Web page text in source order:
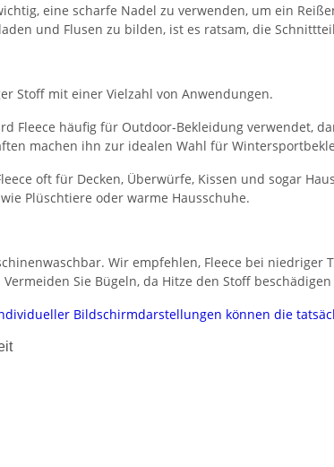
eine scharfe Nadel zu verwenden, um ein
und Flusen zu bilden, ist es ratsam, die
Stoff mit einer Vielzahl von Anwendungen.
Fleece häufig für Outdoor-Bekleidung verwendet,
machen ihn zur idealen Wahl für
oft für Decken, Überwürfe, Kissen und sogar
Plüschtiere oder warme Hausschuhe.
Wir empfehlen, Fleece bei
Sie Bügeln, da Hitze den Stoff beschädigen
Bildschirmdarstellungen können die